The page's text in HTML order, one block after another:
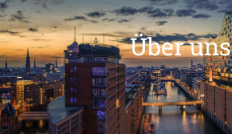
Über uns